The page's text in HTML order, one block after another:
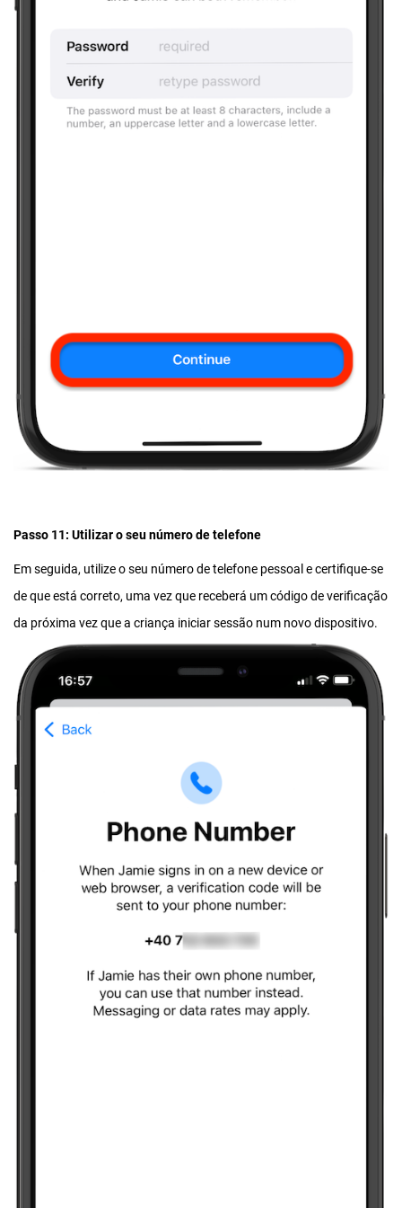
Passo 11: Utilizar o seu número de telefone
Em seguida, utilize o seu número de telefone pessoal e certifique-se
de que está correto, uma vez que receberá um código de verificação
da próxima vez que a criança iniciar sessão num novo dispositivo.